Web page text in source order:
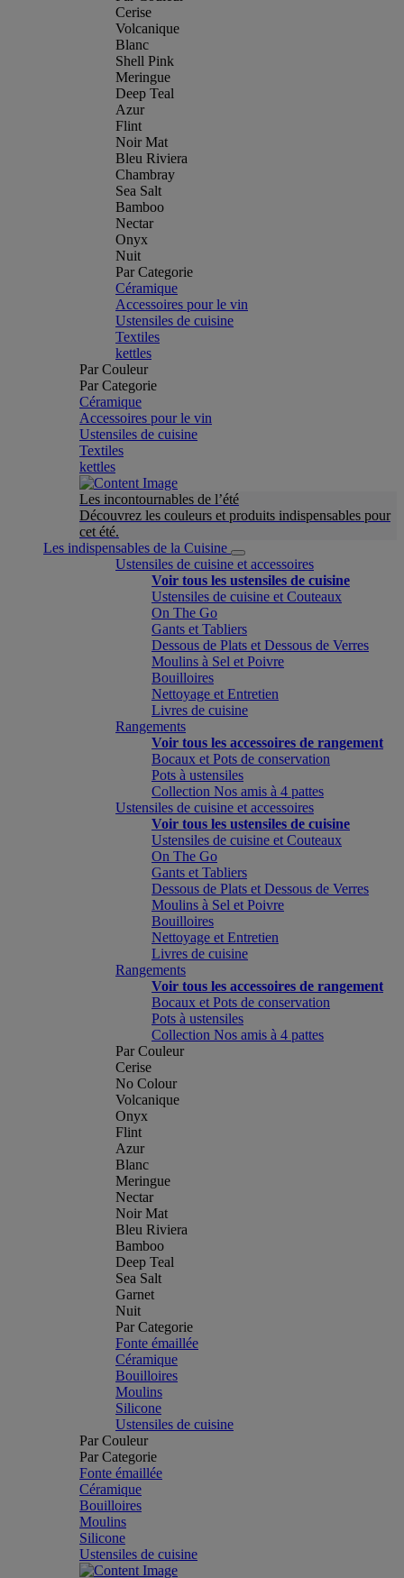
Cerise
Volcanique
Blanc
Shell Pink
Meringue
Deep Teal
Azur
Flint
Noir Mat
Bleu Riviera
Chambray
Sea Salt
Bamboo
Nectar
Onyx
Nuit
Par Categorie
Céramique
Accessoires pour le vin
Ustensiles de cuisine
Textiles
kettles
Par Couleur
Par Categorie
Céramique
Accessoires pour le vin
Ustensiles de cuisine
Textiles
kettles
Les incontournables de l’été
Découvrez les couleurs et produits indispensables pour
cet été.
Les indispensables de la Cuisine
Ustensiles de cuisine et accessoires
Voir tous les ustensiles de cuisine
Ustensiles de cuisine et Couteaux
On The Go
Gants et Tabliers
Dessous de Plats et Dessous de Verres
Moulins à Sel et Poivre
Bouilloires
Nettoyage et Entretien
Livres de cuisine
Rangements
Voir tous les accessoires de rangement
Bocaux et Pots de conservation
Pots à ustensiles
Collection Nos amis à 4 pattes
Ustensiles de cuisine et accessoires
Voir tous les ustensiles de cuisine
Ustensiles de cuisine et Couteaux
On The Go
Gants et Tabliers
Dessous de Plats et Dessous de Verres
Moulins à Sel et Poivre
Bouilloires
Nettoyage et Entretien
Livres de cuisine
Rangements
Voir tous les accessoires de rangement
Bocaux et Pots de conservation
Pots à ustensiles
Collection Nos amis à 4 pattes
Par Couleur
Cerise
No Colour
Volcanique
Onyx
Flint
Azur
Blanc
Meringue
Nectar
Noir Mat
Bleu Riviera
Bamboo
Deep Teal
Sea Salt
Garnet
Nuit
Par Categorie
Fonte émaillée
Céramique
Bouilloires
Moulins
Silicone
Ustensiles de cuisine
Par Couleur
Par Categorie
Fonte émaillée
Céramique
Bouilloires
Moulins
Silicone
Ustensiles de cuisine